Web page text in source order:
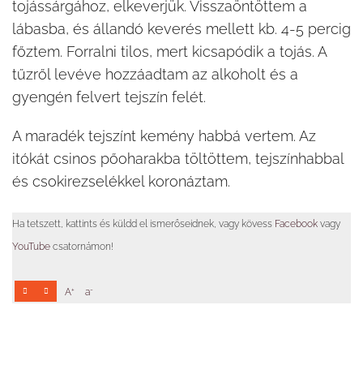
tojássárgához, elkeverjük. Visszaöntöttem a
lábasba, és állandó keverés mellett kb. 4-5 percig
főztem. Forralni tilos, mert kicsapódik a tojás. A
tűzről levéve hozzáadtam az alkoholt és a
gyengén felvert tejszín felét.
A maradék tejszínt kemény habbá vertem. Az
itókát csinos pőoharakba töltöttem, tejszínhabbal
és csokirezselékkel koronáztam.
Ha tetszett, kattints és küldd el ismerőseidnek, vagy kövess Facebook vagy
YouTube csatornámon!
A+ a-